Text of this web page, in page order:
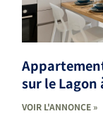
sur le Lagon
VOIR L'ANNONCE »